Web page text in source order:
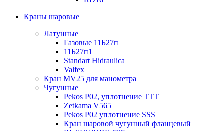
Краны шаровые
Латунные
Газовые 11Б27п
11Б27п1
Standart Hidraulica
Valfex
Кран MV25 для манометра
Чугунные
Pekos P02, уплотнение ТТТ
Zetkama V565
Pekos P02 уплотнение SSS
Кран шаровой чугунный фланцевый